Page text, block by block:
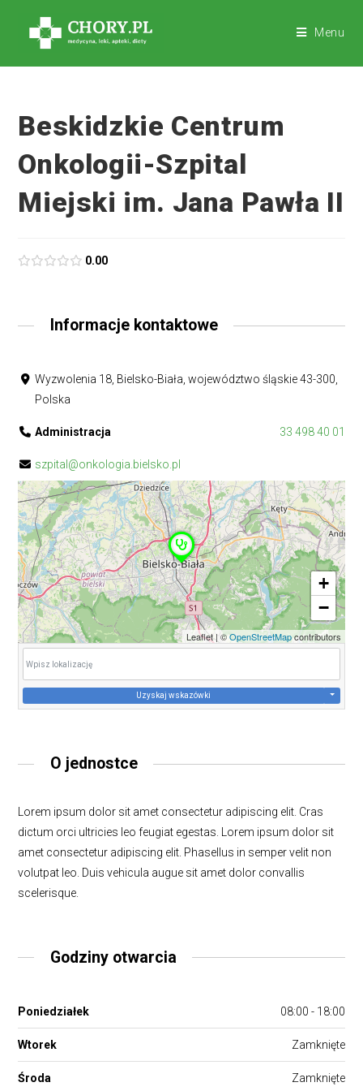
Menu
Beskidzkie Centrum
Onkologii-Szpital
Miejski im. Jana Pawła II
0.00
Informacje kontaktowe
Wyzwolenia 18, Bielsko-Biała, województwo śląskie 43-300,
Polska
Administracja 33 498 40 01
szpital@onkologia.bielsko.pl
+
−
Leaflet| ©OpenStreetMapcontributors
Uzyskaj wskazówki
O jednostce
Lorem ipsum dolor sit amet consectetur adipiscing elit. Cras
dictum orci ultricies leo feugiat egestas. Lorem ipsum dolor sit
amet consectetur adipiscing elit. Phasellus in semper velit non
volutpat leo. Duis vehicula augue sit amet dolor convallis
scelerisque.
Godziny otwarcia
Poniedziałek 08:00 - 18:00
Wtorek Zamknięte
Środa Zamknięte